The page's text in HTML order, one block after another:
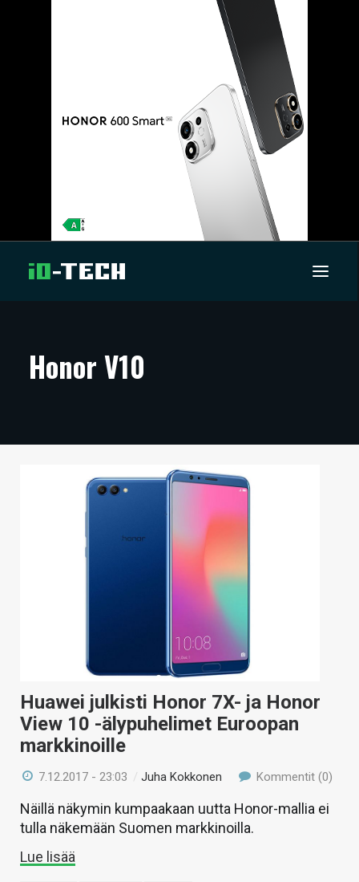
ARTIKKELIT
TECHBBS
Honor V10
Huawei julkisti Honor 7X- ja Honor
View 10 -älypuhelimet Euroopan
markkinoille
7.12.2017 - 23:03 /Juha Kokkonen Kommentit (0)
Näillä näkymin kumpaakaan uutta Honor-mallia ei
tulla näkemään Suomen markkinoilla.
Lue lisää